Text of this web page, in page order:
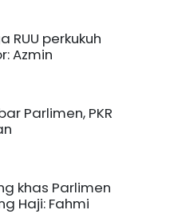
RUU perkukuh
Azmin
Parlimen, PKR
khas Parlimen
Haji: Fahmi